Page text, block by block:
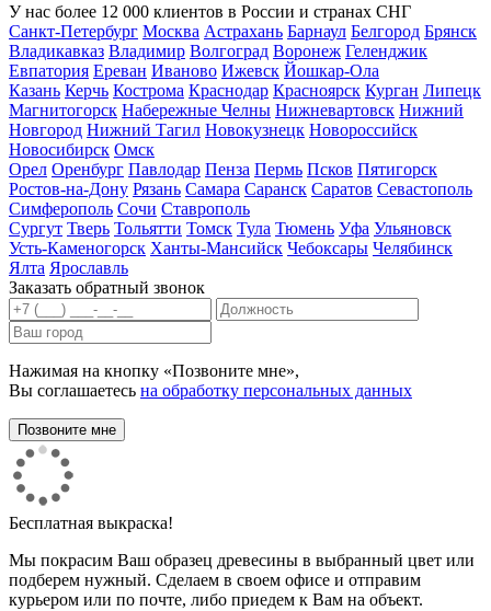
У нас более 12 000 клиентов в России и странах СНГ
Санкт-Петербург Москва Астрахань Барнаул Белгород Брянск
Владикавказ Владимир Волгоград Воронеж Геленджик
Евпатория Ереван Иваново Ижевск Йошкар-Ола
Казань Керчь Кострома Краснодар Красноярск Курган Липецк
Магнитогорск Набережные Челны Нижневартовск Нижний
Новгород Нижний Тагил Новокузнецк Новороссийск
Новосибирск Омск
Орел Оренбург Павлодар Пенза Пермь Псков Пятигорск
Ростов-на-Дону Рязань Самара Саранск Саратов Севастополь
Симферополь Сочи Ставрополь
Сургут Тверь Тольятти Томск Тула Тюмень Уфа Ульяновск
Усть-Каменогорск Ханты-Мансийск Чебоксары Челябинск
Ялта Ярославль
Заказать обратный звонок
Нажимая на кнопку «Позвоните мне»,
Вы соглашаетесь на обработку персональных данных
Бесплатная выкраска!
Мы покрасим Ваш образец древесины в выбранный цвет или
подберем нужный. Сделаем в своем офисе и отправим
курьером или по почте, либо приедем к Вам на объект.